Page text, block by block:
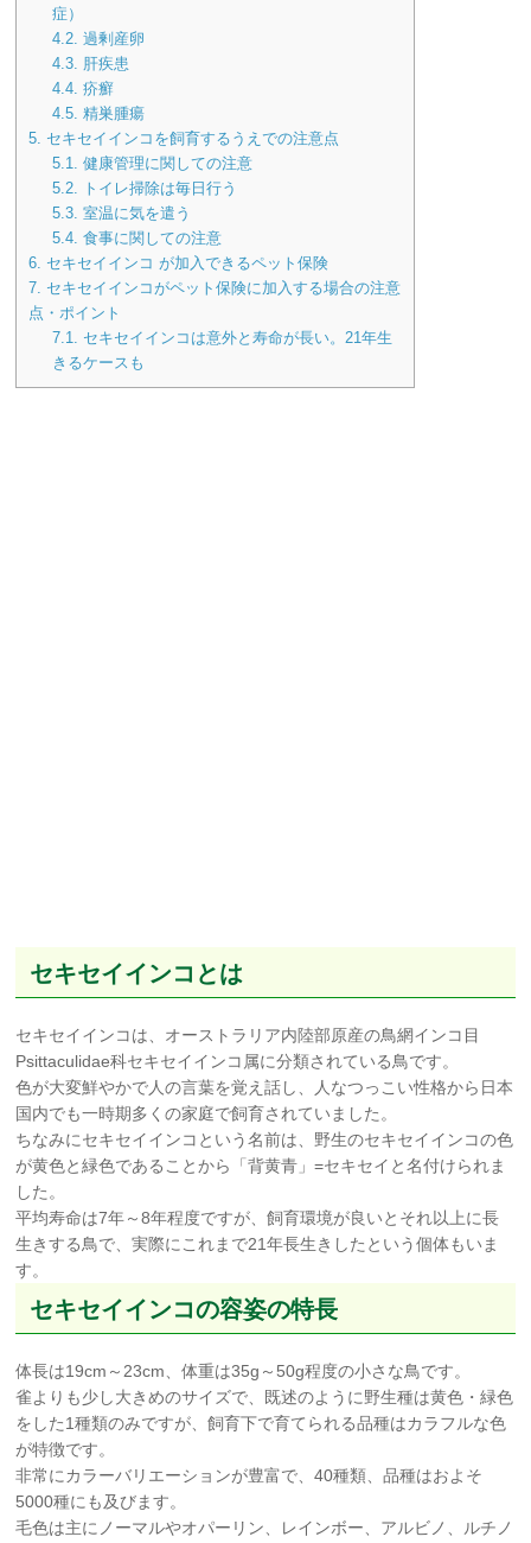
症）
4.2. 過剰産卵
4.3. 肝疾患
4.4. 疥癬
4.5. 精巣腫瘍
5. セキセイインコを飼育するうえでの注意点
5.1. 健康管理に関しての注意
5.2. トイレ掃除は毎日行う
5.3. 室温に気を遣う
5.4. 食事に関しての注意
6. セキセイインコ が加入できるペット保険
7. セキセイインコがペット保険に加入する場合の注意
点・ポイント
7.1. セキセイインコは意外と寿命が長い。21年生
きるケースも
セキセイインコとは
セキセイインコは、オーストラリア内陸部原産の鳥網インコ目
Psittaculidae科セキセイインコ属に分類されている鳥です。
色が大変鮮やかで人の言葉を覚え話し、人なつっこい性格から日本
国内でも一時期多くの家庭で飼育されていました。
ちなみにセキセイインコという名前は、野生のセキセイインコの色
が黄色と緑色であることから「背黄青」=セキセイと名付けられま
した。
平均寿命は7年～8年程度ですが、飼育環境が良いとそれ以上に長
生きする鳥で、実際にこれまで21年長生きしたという個体もいま
す。
セキセイインコの容姿の特長
体長は19cm～23cm、体重は35g～50g程度の小さな鳥です。
雀よりも少し大きめのサイズで、既述のように野生種は黄色・緑色
をした1種類のみですが、飼育下で育てられる品種はカラフルな色
が特徴です。
非常にカラーバリエーションが豊富で、40種類、品種はおよそ
5000種にも及びます。
毛色は主にノーマルやオパーリン、レインボー、アルビノ、ルチノ